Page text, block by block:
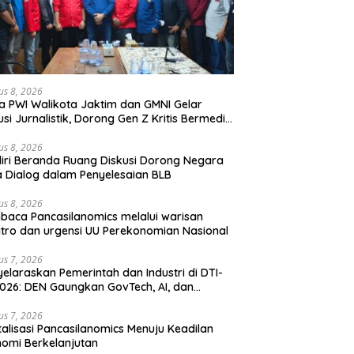
8, 2026
PWI Walikota Jaktim dan GMNI Gelar
Jurnalistik, Dorong Gen Z Kritis Bermedia
8, 2026
Beranda Ruang Diskusi Dorong Negara
Dialog dalam Penyelesaian BLB
8, 2026
Pancasilanomics melalui warisan
dan urgensi UU Perekonomian Nasional
7, 2026
Pemerintah dan Industri di DTI-
DEN Gaungkan GovTech, AI, dan
7, 2026
Pancasilanomics Menuju Keadilan
Berkelanjutan